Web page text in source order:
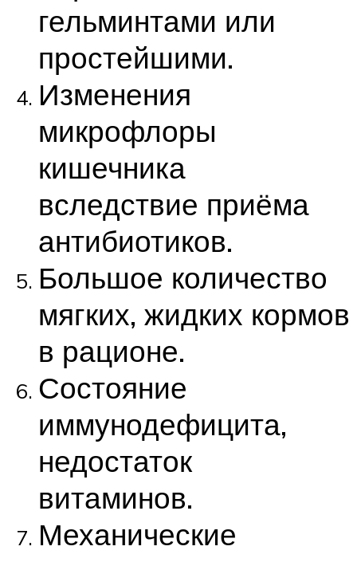
гельминтами или
простейшими.
Изменения
микрофлоры
кишечника
вследствие приёма
антибиотиков.
Большое количество
мягких, жидких кормов
в рационе.
Состояние
иммунодефицита,
недостаток
витаминов.
Механические